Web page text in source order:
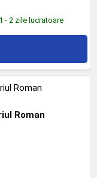
- 2 zile lucratoare
Roman